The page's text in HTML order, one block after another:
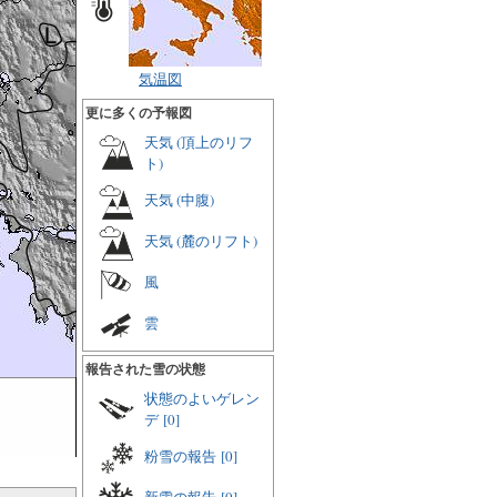
気温図
更に多くの予報図
天気 (頂上のリフ
ト)
天気 (中腹)
天気 (麓のリフト)
風
雲
報告された雪の状態
状態のよいゲレン
デ [0]
粉雪の報告 [0]